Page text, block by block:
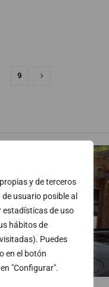
y de terceros
usuario posible al
estadísticas de uso
hábitos de
Puedes
en el botón
"Configurar".
9
puntos de recarga